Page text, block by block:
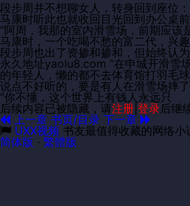
段步周并不想聊女人，转身回到座位
马康时听此也就收回目光回到办公桌
“阿周，我那的室内滑雪场，前期应该
马康时，一个吃喝不愁的富二代，兴
段步周也出了资掺和掺和，但始终认
永久地址yaolu8.com “在申城开滑雪
的年轻人，懒的都不去体育馆打羽毛
说点不好听的，要是有人在滑雪场摔
“你不懂，这个世界上有钱人永远只
后续内容已被隐藏，请注册 登录后继
上一章 书页/目录 下一章
UXX视频 书友最值得收藏的网络小
简体版 · 繁體版